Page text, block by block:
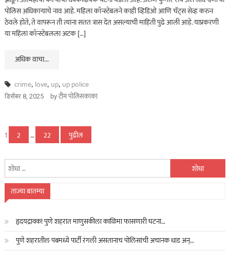
पोलिस अधिकाऱ्याचे नाव आहे. महिला कॉन्स्टेबलने काही व्हिडिओ आणि चॅट्स सेव्ह करुन
ठेवले होते, ते वापरून ती त्यांना सतत त्रास देत असल्याची माहिती पुढे आली आहे. याप्रकरणी
या महिला कॉन्स्टेबलला अटक […]
अधिक वाचा...
crime, love, up, up police
डिसेंबर 8, 2025 byटीम पोलिसकाका
पोस्ट्स
पृष्ठांकन
1 2 … 22 पुढील
शोध
ताज्या बातम्या
हृदयद्रावक! पुणे शहरात माणुसकीला काळिमा फासणारी घटना…
पुणे शहरातील पबमध्ये पार्टी रंगली असतानाच पोलिसांची अचानक धाड अन्…